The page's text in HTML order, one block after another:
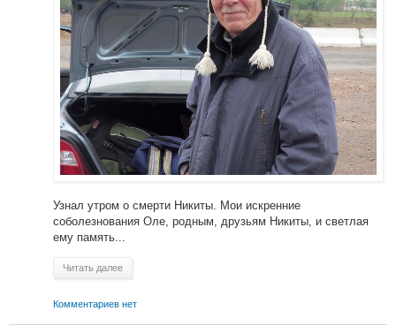
Узнал утром о смерти Никиты. Мои искренние
соболезнования Оле, родным, друзьям Никиты, и светлая
ему память...
Читать далее
Комментариев нет